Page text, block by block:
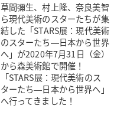
草間彌生、村上隆、奈良美智
ら現代美術のスターたちが集
結した「STARS展：現代美術
のスターたち—日本から世界
へ」が2020年7月31日（金）
から森美術館で開催！
「STARS展：現代美術のス
ターたち—日本から世界へ」
へ行ってきました！